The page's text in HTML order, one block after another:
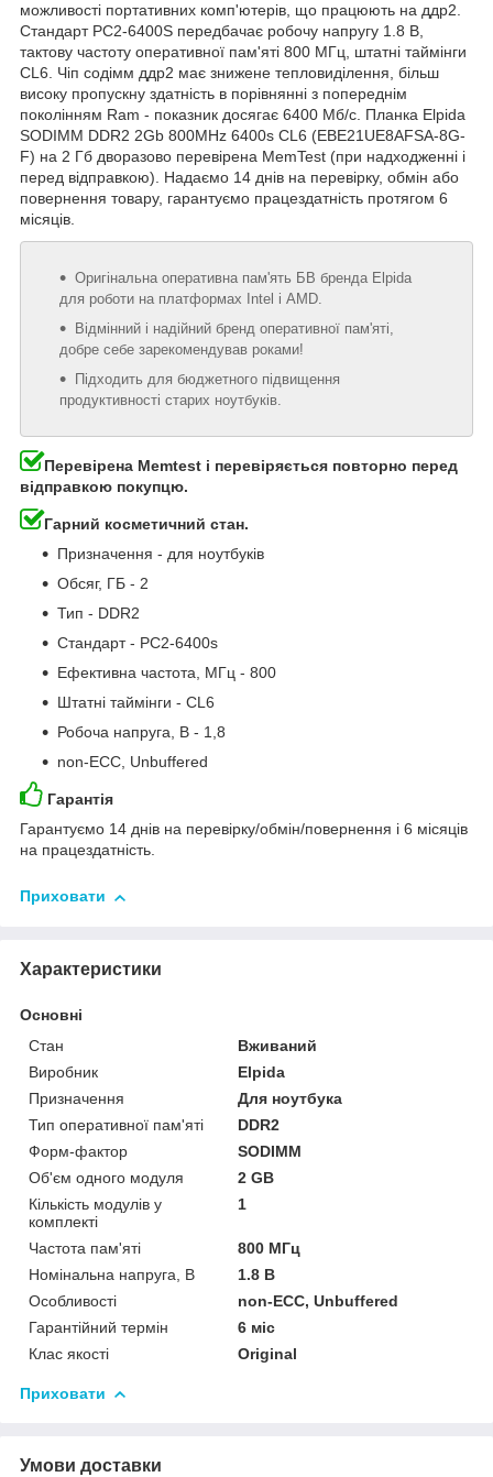
можливості портативних комп'ютерів, що працюють на ддр2.
Стандарт PC2-6400S передбачає робочу напругу 1.8 В,
тактову частоту оперативної пам'яті 800 МГц, штатні таймінги
CL6. Чіп содімм ддр2 має знижене тепловиділення, більш
високу пропускну здатність в порівнянні з попереднім
поколінням Ram - показник досягає 6400 Мб/с. Планка Elpida
SODIMM DDR2 2Gb 800MHz 6400s CL6 (EBE21UE8AFSA-8G-
F) на 2 Гб дворазово перевірена MemTest (при надходженні і
перед відправкою). Надаємо 14 днів на перевірку, обмін або
повернення товару, гарантуємо працездатність протягом 6
місяців.
Оригінальна оперативна пам'ять БВ бренда Elpida
для роботи на платформах Intel і AMD.
Відмінний і надійний бренд оперативної пам'яті,
добре себе зарекомендував роками!
Підходить для бюджетного підвищення
продуктивності старих ноутбуків.
Перевірена Memtest і перевіряється повторно перед
відправкою покупцю.
Гарний косметичний стан.
Призначення - для ноутбуків
Обсяг, ГБ - 2
Тип - DDR2
Стандарт - PC2-6400s
Ефективна частота, МГц - 800
Штатні таймінги - CL6
Робоча напруга, В - 1,8
non-ECC, Unbuffered
Гарантія
Гарантуємо 14 днів на перевірку/обмін/повернення і 6 місяців
на працездатність.
Приховати
Характеристики
Основні
Стан
Вживаний
Виробник
Elpida
Призначення
Для ноутбука
Тип оперативної пам'яті
DDR2
Форм-фактор
SODIMM
Об'єм одного модуля
2 GB
Кількість модулів у
комплекті
1
Частота пам'яті
800 МГц
Номінальна напруга, В
1.8 В
Особливості
non-ECC, Unbuffered
Гарантійний термін
6 міс
Клас якості
Original
Приховати
Умови доставки